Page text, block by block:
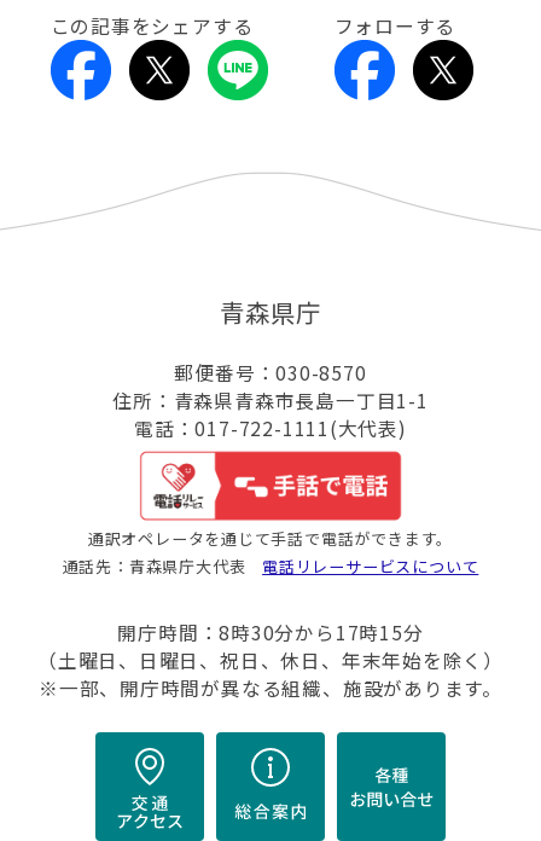
この記事をシェアする フォローする
青森県庁
郵便番号：030-8570
住所：青森県青森市長島一丁目1-1
電話：017-722-1111(大代表)
通訳オペレータを通じて手話で電話ができます。
通話先：青森県庁大代表 電話リレーサービスについて
開庁時間：8時30分から17時15分
（土曜日、日曜日、祝日、休日、年末年始を除く）
※一部、開庁時間が異なる組織、施設があります。